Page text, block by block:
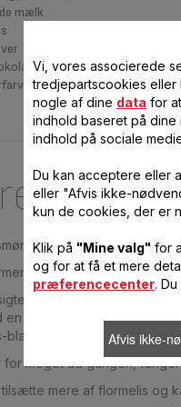
mælk
eller
sukkerkrymmel
sirup og mælk og ved
og lad afkøle i 3 minutter.
flormelis og kakao ned
en træske. Kom resten af
blandingen i små mængder
for meget ad gangen,
mere af flormelis og
Vi, vores associerede
tredjepartscookies eller
nogle af dine data for
indhold baseret på
indhold på sociale
Du kan acceptere eller
eller "Afvis ikke-
kun de cookies, der er
Klik på "Mine valg" for
og for at få et mere
præferencecenter.
Afvis ikke-